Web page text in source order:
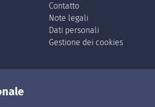
Contatto
Note legali
Dati personali
Gestione dei cookies